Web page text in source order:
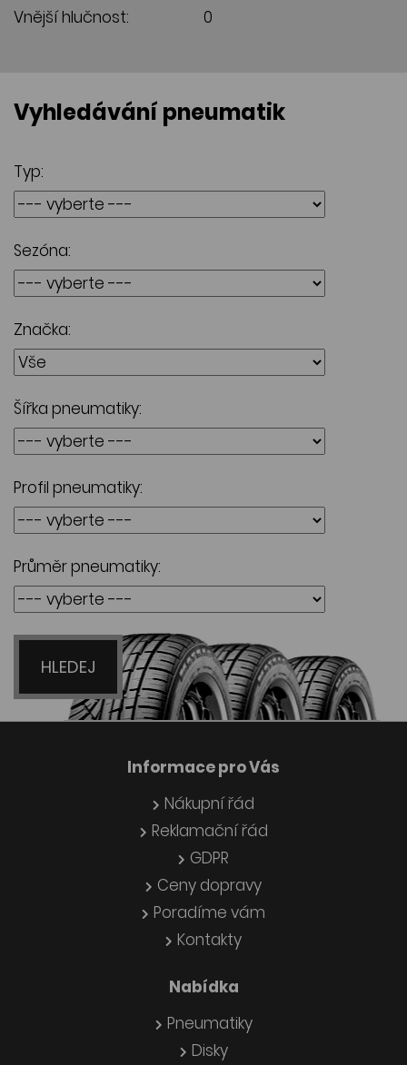
Vnější hlučnost:
0
Vyhledávání pneumatik
Typ:
Sezóna:
Značka:
Šířka pneumatiky:
Profil pneumatiky:
Průměr pneumatiky:
HLEDEJ
Informace pro Vás
Nákupní řád
Reklamační řád
GDPR
Ceny dopravy
Poradíme vám
Kontakty
Nabídka
Pneumatiky
Disky